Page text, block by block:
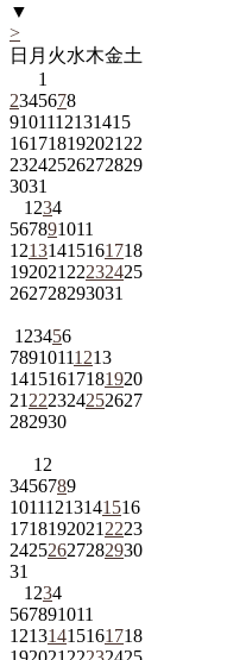
▼
>
日 月 火水木金土
1
2345678
9101112131415
161718192021 22
23242526272829
3031
1 234
567891011
12131415161718
192021 22232425
262728293031
1 23456
78910111213
14151617181920
21 222324252627
282930
1 2
3456789
10111213141516
1718192021 2223
24252627282930
31
1 234
567891011
12131415161718